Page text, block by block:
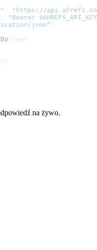
, " https://
,
"Bearer
json" )
Do (req)
na żywo.